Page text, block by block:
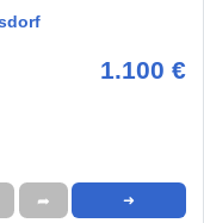
1.100 €
➦ ➜